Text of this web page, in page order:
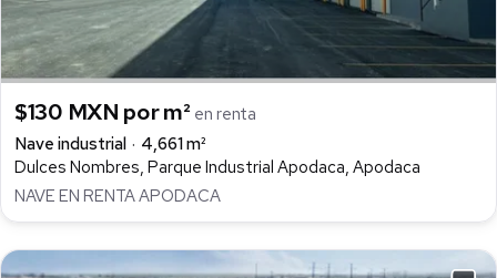
$130 MXN por m² en renta
Nave industrial
4,661 m²
Dulces Nombres, Parque Industrial Apodaca, Apodaca
NAVE EN RENTA APODACA